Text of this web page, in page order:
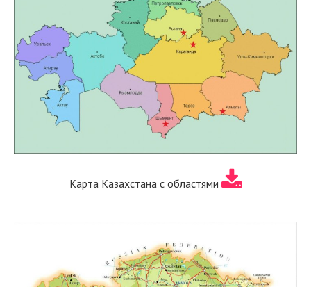
Карта Казахстана с областями